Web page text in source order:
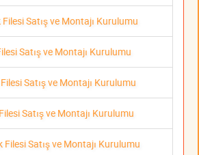
Satış ve Montajı Kurulumu
Satış ve Montajı Kurulumu
Satış ve Montajı Kurulumu
Satış ve Montajı Kurulumu
Satış ve Montajı Kurulumu